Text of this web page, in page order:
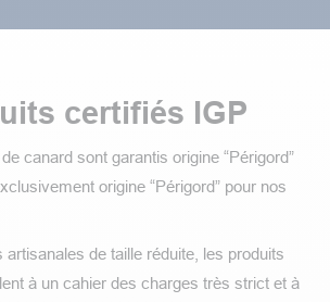
certifiés IGP
canard sont garantis origine “Périgord”
origine “Périgord” pour nos
artisanales de taille réduite, les produits
à un cahier des charges très strict et à